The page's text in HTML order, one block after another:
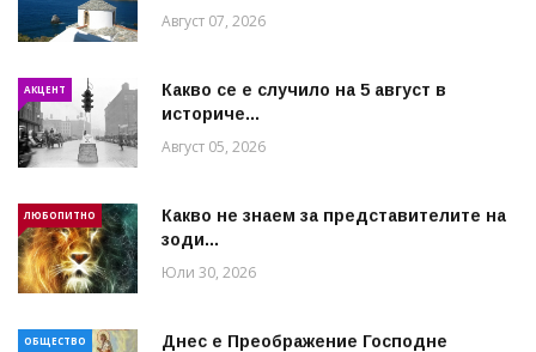
Август 07, 2026
АКЦЕНТ
Какво се е случило на 5 август в
историче...
Август 05, 2026
ЛЮБОПИТНО
Какво не знаем за представителите на
зоди...
Юли 30, 2026
ОБЩЕСТВО Днес е Преображение Господне